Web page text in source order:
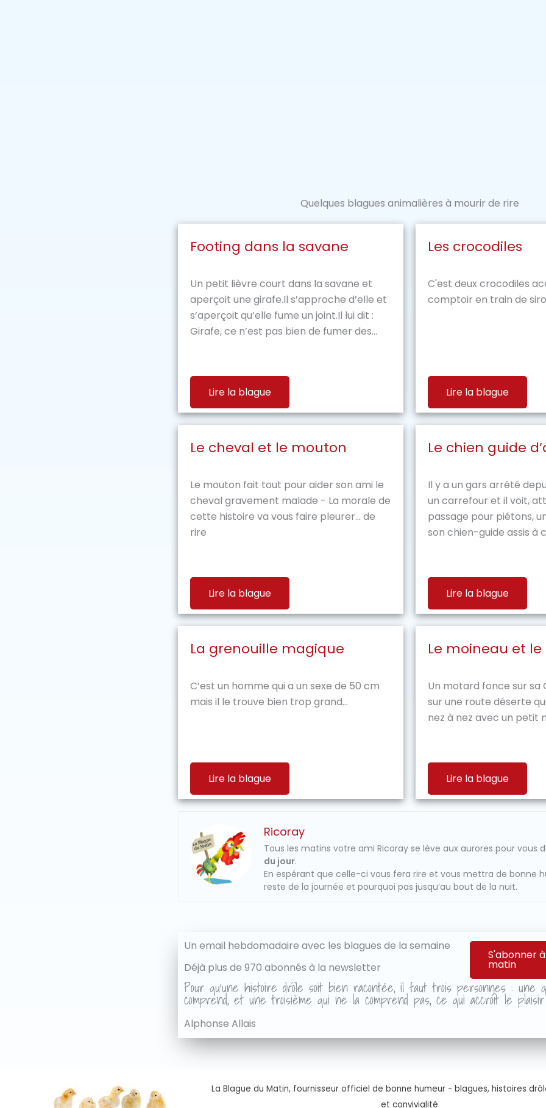
Quelques blagues animalières à mourir de rire
Footing dans la savane
Un petit lièvre court dans la savane et
aperçoit une girafe.Il s’approche d’elle et
s’aperçoit qu’elle fume un joint.Il lui dit :
Girafe, ce n’est pas bien de fumer des...
Lire la blague
Les crocodiles
C'est deux crocodiles
comptoir en train de
Lire la blague
Le cheval et le mouton
Le mouton fait tout pour aider son ami le
cheval gravement malade - La morale de
cette histoire va vous faire pleurer... de
rire
Lire la blague
Le chien guide
Il y a un gars arrêté
un carrefour et il voit,
passage pour piétons,
son chien-guide assis à
Lire la blague
La grenouille magique
C’est un homme qui a un sexe de 50 cm
mais il le trouve bien trop grand...
Lire la blague
Le moineau et
Un motard fonce sur sa
sur une route déserte
nez à nez avec un petit
Lire la blague
Ricoray
Tous les matins votre ami Ricoray se lève aux aurores pour vous
du jour.
En espérant que celle-ci vous fera rire et vous mettra de bonne
reste de la journée et pourquoi pas jusqu’au bout de la nuit.
Un email hebdomadaire avec les blagues de la semaine
Déjà plus de 970 abonnés à la newsletter
S'abonner
matin
Pour qu'une histoire drôle soit bien racontée, il faut trois personnes : une
comprend, et une troisième qui ne la comprend pas, ce qui accroît le
Alphonse Allais
La Blague du Matin, fournisseur officiel de bonne humeur - blagues, histoires
et convivialité